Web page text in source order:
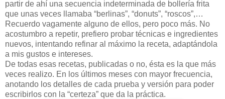
partir de ahí una secuencia indeterminada de bollería frita
que unas veces llamaba “berlinas”, “donuts”, “roscos”,…
Recuerdo vagamente alguno de ellos, pero poco más. No
acostumbro a repetir, prefiero probar técnicas e ingredientes
nuevos, intentando refinar al máximo la receta, adaptándola
a mis gustos e intereses.
De todas esas recetas, publicadas o no, ésta es la que más
veces realizo. En los últimos meses con mayor frecuencia,
anotando los detalles de cada prueba y versión para poder
escribirlos con la “certeza” que da la práctica.